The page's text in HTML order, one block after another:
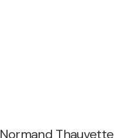
Normand Thauvette